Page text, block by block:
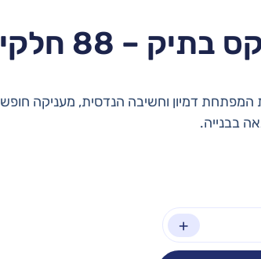
– 88 חלקים
המפתחת דמיון וחשיבה הנדסית, מעניקה חופש
בבנייה.
+